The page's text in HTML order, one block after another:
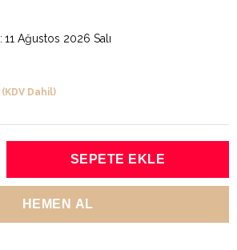
: 11 Ağustos 2026 Salı
(KDV Dahil)